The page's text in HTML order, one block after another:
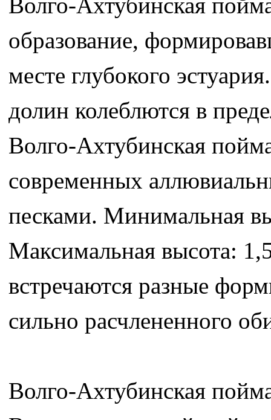
Волго-Ахтубинская
образование,
месте глубокого
долин колеблются в
Волго-Ахтубинская
современных
песками. Минимальная
Максимальная высота:
встречаются разные
сильно расчлененного
Волго-Ахтубинская